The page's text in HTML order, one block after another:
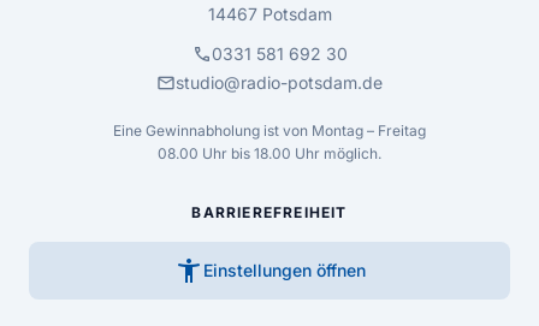
14467 Potsdam
call0331 581 692 30
mailstudio@radio-potsdam.de
Eine Gewinnabholung ist von Montag – Freitag
08.00 Uhr bis 18.00 Uhr möglich.
BARRIEREFREIHEIT
accessibility_new Einstellungen öffnen